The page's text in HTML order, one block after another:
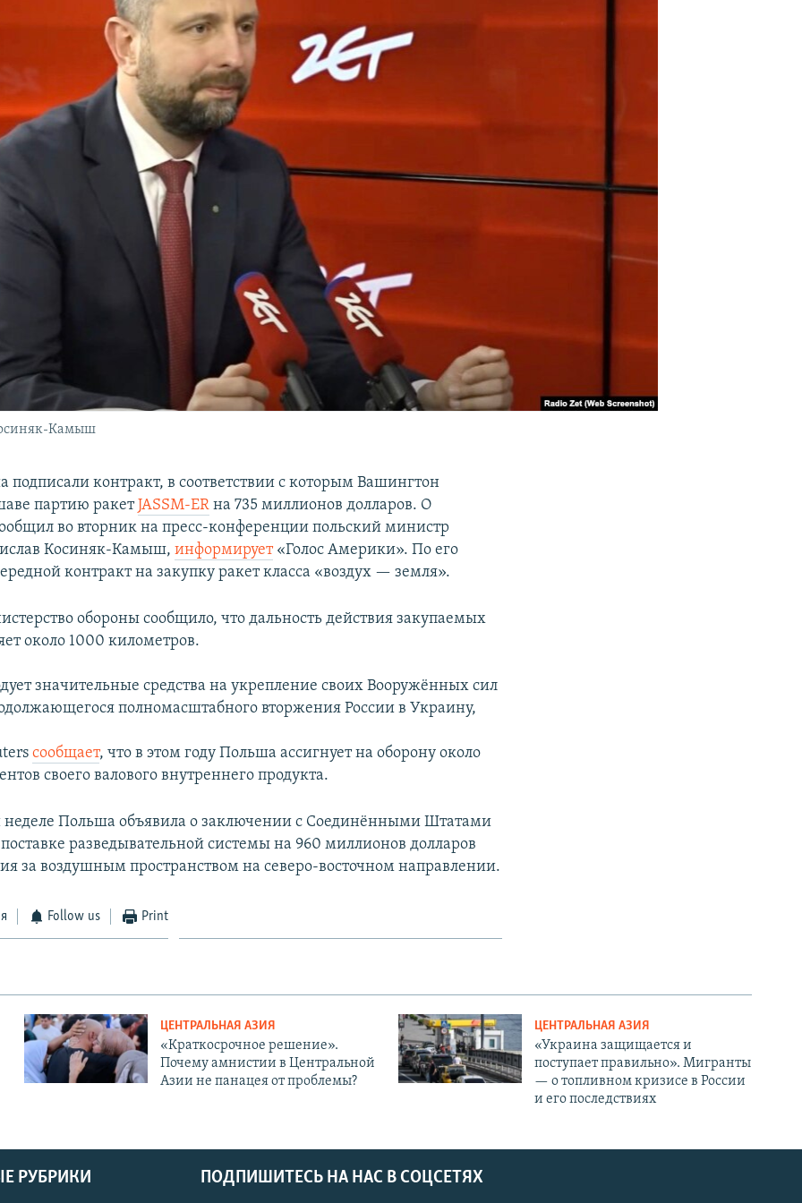
Камыш
контракт, в соответствии с которым Вашингтон
партию ракетJASSM-ER на 735 миллионов долларов. О
во вторник на пресс-конференции польский министр
Косиняк-Камыш,информирует«Голос Америки». По его
контракт на закупку ракет класса «воздух — земля».
обороны сообщило, что дальность действия закупаемых
около 1000 километров.
значительные средства на укрепление своих Вооружённых сил
полномасштабного вторжения России в Украину,
сообщает, что в этом году Польша ассигнует на оборону около
своего валового внутреннего продукта.
Польша объявила о заключении с Соединёнными Штатами
разведывательной системы на 960 миллионов долларов
за воздушным пространством на северо-восточном направлении.
Follow us Print
ЦЕНТРАЛЬНАЯ АЗИЯ
«Краткосрочное решение».
Почему амнистии в Центральной
Азии не панацея от проблемы?
ЦЕНТРАЛЬНАЯ АЗИЯ
«Украина защищается и
поступает правильно». Мигранты
— о топливном кризисе в России
и его последствиях
ПОДПИШИТЕСЬ НА НАС В СОЦСЕТЯХ
РУБРИКИ